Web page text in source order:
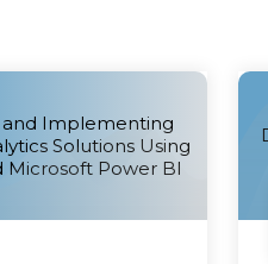
and Implementing
Solutions Using
Microsoft Power BI